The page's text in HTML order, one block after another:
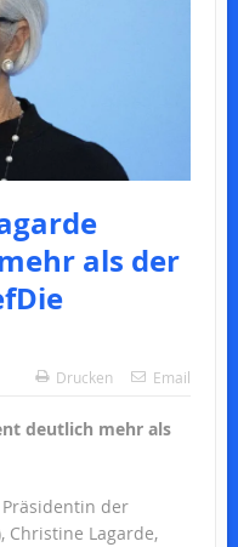
als der
Drucken Email
deutlich mehr als
der
Christine Lagarde,